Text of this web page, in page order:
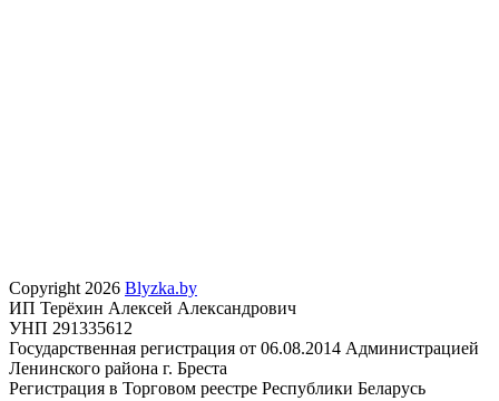
Copyright 2026 Blyzka.by
ИП Терёхин Алексей Александрович
УНП 291335612
Государственная регистрация от 06.08.2014 Администрацией
Ленинского района г. Бреста
Регистрация в Торговом реестре Республики Беларусь